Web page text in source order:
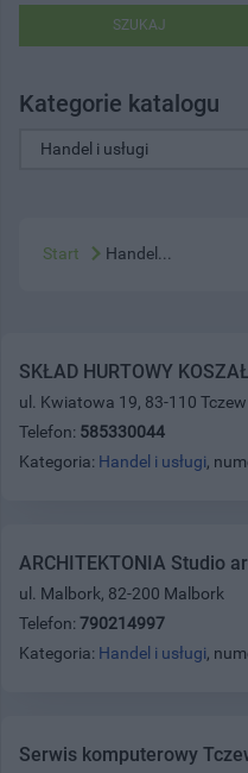
SZUKAJ
Kategorie katalogu
Start Handel...
SKŁAD HURTOWY
ul. Kwiatowa 19, 83-110 Tczew
Telefon: 585330044
Kategoria: Handel i usługi,
ARCHITEKTONIA Studio
ul. Malbork, 82-200 Malbork
Telefon: 790214997
Kategoria: Handel i usługi,
Serwis komputerowy